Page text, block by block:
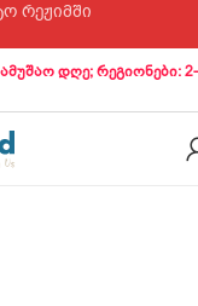
რეჟიმში
დღე; რეგიონები: 2-